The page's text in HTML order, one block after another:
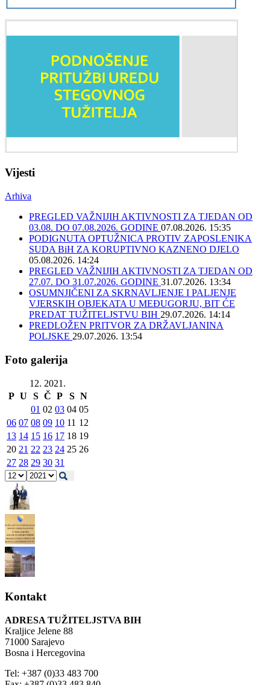
Vijesti
Arhiva
PREGLED VAŽNIJIH AKTIVNOSTI ZA TJEDAN OD
03.08. DO 07.08.2026. GODINE 07.08.2026. 15:35
PODIGNUTA OPTUŽNICA PROTIV ZAPOSLENIKA
SUDA BiH ZA KORUPTIVNO KAZNENO DJELO
05.08.2026. 14:24
PREGLED VAŽNIJIH AKTIVNOSTI ZA TJEDAN OD
27.07. DO 31.07.2026. GODINE 31.07.2026. 13:34
OSUMNJIČENI ZA SKRNAVLJENJE I PALJENJE
VJERSKIH OBJEKATA U MEĐUGORJU, BIT ĆE
PREDAT TUŽITELJSTVU BIH 29.07.2026. 14:14
PREDLOŽEN PRITVOR ZA DRŽAVLJANINA
POLJSKE 29.07.2026. 13:54
Foto galerija
12. 2021.
P U S Č P S N
01 02 03 04 05
06 07 08 09 10 11 12
13 14 15 16 17 18 19
20 21 22 23 24 25 26
27 28 29 30 31
Kontakt
ADRESA TUŽITELJSTVA BIH
Kraljice Jelene 88
71000 Sarajevo
Bosna i Hercegovina
Tel: +387 (0)33 483 700